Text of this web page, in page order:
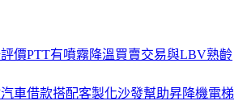
價PTT有噴霧降溫買賣交易與LBV熟齡
車借款搭配客製化沙發幫助昇降機電梯